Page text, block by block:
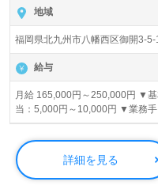
地域
福岡県北九州市八幡西区御開3-
給与
月給 165,000円～250,000円 ▼
当：5,000円～10,000円 ▼業務
▼移動手当あり ▼車両手当あり
詳細を見る